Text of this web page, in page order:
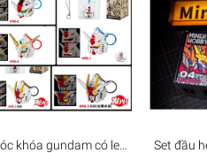
khóa gundam có led
Set đầu